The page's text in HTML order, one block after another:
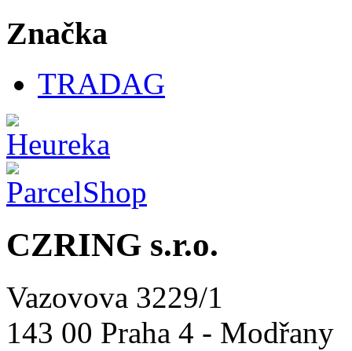
Značka
TRADAG
CZRING s.r.o.
Vazovova 3229/1
143 00 Praha 4 - Modřany